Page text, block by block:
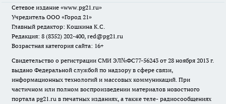
Сетевое издание «www.pg21.ru»
Учредитель ООО «Город 21»
Главный редактор: Кошкина К.С.
Редакция: 8 (8352) 202-400, red@pg21.ru
Возрастная категория сайта: 16+
Свидетельство о регистрации СМИ ЭЛ№ФС77-56243 от 28 ноября 2013 г.
выдано Федеральной службой по надзору в сфере связи,
информационных технологий и массовых коммуникаций. При
частичном или полном воспроизведении материалов новостного
портала pg21.ru в печатных изданиях, а также теле- радиосообщениях